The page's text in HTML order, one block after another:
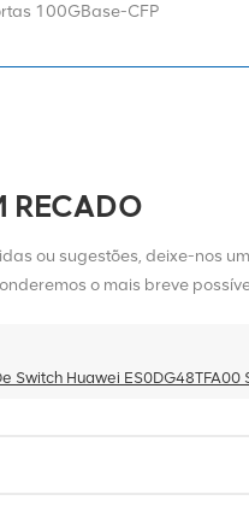
100GBase-CFP
RECADO
ou sugestões, deixe-nos
o mais breve